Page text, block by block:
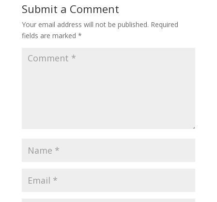
Submit a Comment
Your email address will not be published. Required
fields are marked *